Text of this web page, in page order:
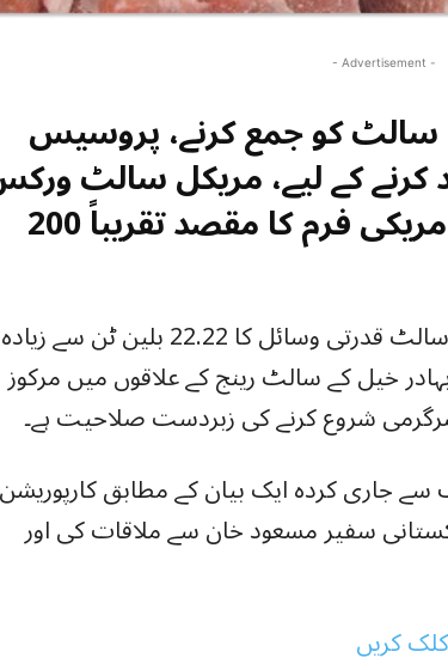
- Advertisement -
سالٹ کو جمع کرنے، پروسیس
کرنے کے لیے، مریکل سالٹ
کلیکٹیو انکارپوریٹیڈ نامی امریکی فرم کا مقصد تقریباً 200
اندازوں کے مطابق، قوم کے پاس پنک سالٹ قدرتی وسائل کا 22.22
بہادر خیل کے سالٹ رینج کے علاقوں میں مرکوز
شروع کرنے کی زبردست صلاحیت ہے۔
جاری کردہ ایک بیان کے مطابق
سفیر مسعود خان سے ملاقات کی اور
کریں